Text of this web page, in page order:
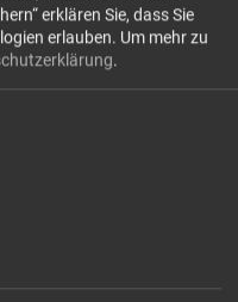
erklären Sie, dass Sie
erlauben. Um mehr zu
.